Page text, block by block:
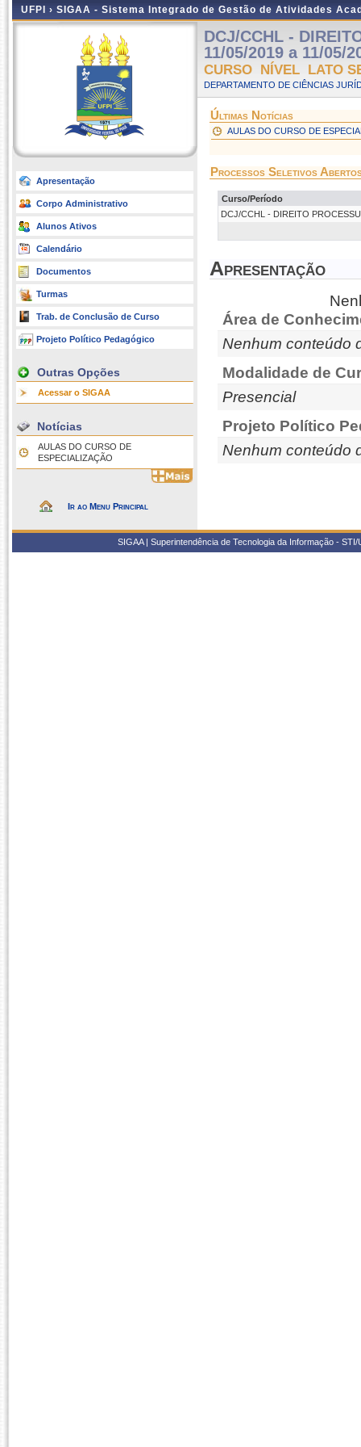
UFPI › SIGAA - Sistema Integrado de Gestão de Atividades
Apresentação
Corpo Administrativo
Alunos Ativos
Calendário
Documentos
Turmas
Trab. de Conclusão de Curso
Projeto Político Pedagógico
Outras Opções
Acessar o SIGAA
Notícias
AULAS DO CURSO DE
ESPECIALIZAÇÃO
Ir ao Menu Principal
DCJ/CCHL -
11/05/2019 a 11/05/
CURSO NÍVEL LATO
DEPARTAMENTO DE CIÊNCIAS
Últimas Notícias
AULAS DO CURSO DE
Processos Seletivos
Curso/Período
DCJ/CCHL - DIREITO
Apresentação
Área de
Nenhum conteúdo
Modalidade de
Presencial
Projeto Político
Nenhum conteúdo
SIGAA | Superintendência de Tecnologia da Informação -